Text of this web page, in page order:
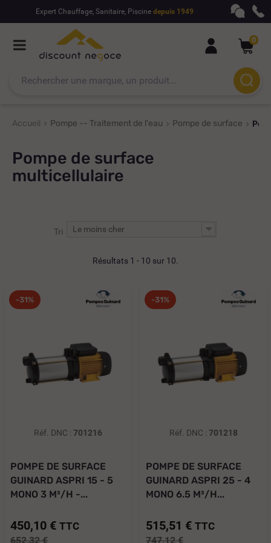
Expert Chauffage, Sanitaire, Piscine depuis 1949
0
Accueil Pompe -- Traitement de l'eau Pompe de surface
Pompe de surface
multicellulaire
Tri Le moins cher
Résultats 1 - 10 sur 10.
-31%
Réf. DNC : 701216
POMPE DE SURFACE
GUINARD ASPRI 15 - 5
MONO 3 M³/H -...
450,10 € TTC
652,32 €
-31%
Réf. DNC : 701218
POMPE DE SURFACE
GUINARD ASPRI 25 - 4
MONO 6.5 M³/H...
515,51 € TTC
747,12 €